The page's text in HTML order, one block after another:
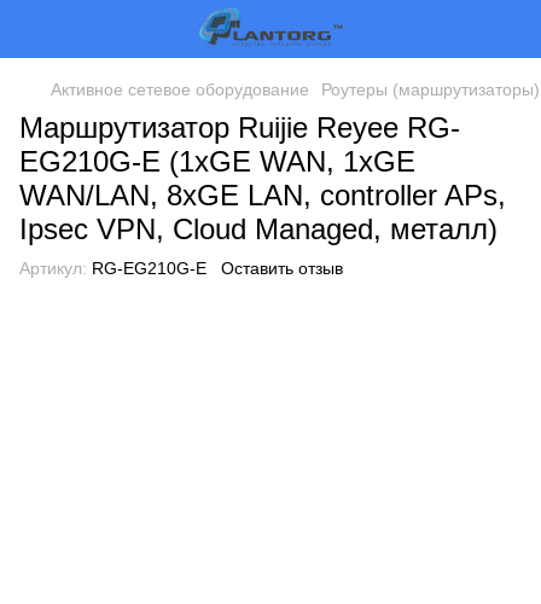
Активное сетевое оборудование Роутеры (маршрутизаторы)
Маршрутизатор Ruijie Reyee RG-
EG210G-E (1xGE WAN, 1xGE
WAN/LAN, 8xGE LAN, controller APs,
Ipsec VPN, Cloud Managed, металл)
Артикул: RG-EG210G-E Оставить отзыв